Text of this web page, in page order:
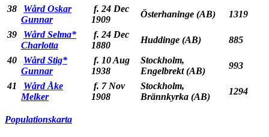
38
Wård Oskar
Gunnar
f. 24 Dec
1909
Österhaninge (AB)
1319
39
Wård Selma*
Charlotta
f. 24 Dec
1880
Huddinge (AB)
885
40
Wård Stig*
Gunnar
f. 10 Aug
1938
Stockholm,
Engelbrekt (AB)
993
41
Wård Åke
Melker
f. 7 Nov
1908
Stockholm,
Brännkyrka (AB)
1294
Populationskarta